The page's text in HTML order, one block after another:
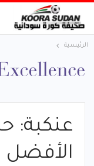
الرئيسية
عنكبة:
الأفضل